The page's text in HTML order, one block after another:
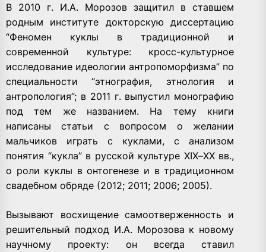
В 2010 г. И.А. Морозов защитил в ставшем
родным институте докторскую диссертацию
“Феномен куклы в традиционной и
современной культуре: кросс-культурное
исследование идеологии антропоморфизма” по
специальности “этнография, этнология и
антропология”; в 2011 г. выпустил монографию
под тем же названием. На тему книги
написаны статьи с вопросом о желании
мальчиков играть с куклами, с анализом
понятия “кукла” в русской культуре ХIХ–ХХ вв.,
о роли куклы в онтогенезе и в традиционном
свадебном обряде (2012; 2011; 2006; 2005).
Вызывают восхищение самоотверженность и
решительный подход И.А. Морозова к новому
научному проекту: он всегда ставил